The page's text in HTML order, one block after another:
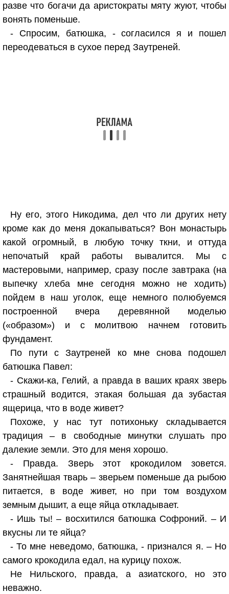
разве что богачи да аристократы мяту жуют, чтобы
вонять поменьше.
- Спросим, батюшка, - согласился я и пошел
переодеваться в сухое перед Заутреней.
Ну его, этого Никодима, дел что ли других нету
кроме как до меня докапываться? Вон монастырь
какой огромный, в любую точку ткни, и оттуда
непочатый край работы вывалится. Мы с
мастеровыми, например, сразу после завтрака (на
выпечку хлеба мне сегодня можно не ходить)
пойдем в наш уголок, еще немного полюбуемся
построенной вчера деревянной моделью
(«образом») и с молитвою начнем готовить
фундамент.
По пути с Заутреней ко мне снова подошел
батюшка Павел:
- Скажи-ка, Гелий, а правда в ваших краях зверь
страшный водится, этакая большая да зубастая
ящерица, что в воде живет?
Похоже, у нас тут потихоньку складывается
традиция – в свободные минутки слушать про
далекие земли. Это для меня хорошо.
- Правда. Зверь этот крокодилом зовется.
Занятнейшая тварь – зверьем поменьше да рыбою
питается, в воде живет, но при том воздухом
земным дышит, а еще яйца откладывает.
- Ишь ты! – восхитился батюшка Софроний. – И
вкусны ли те яйца?
- То мне неведомо, батюшка, - признался я. – Но
самого крокодила едал, на курицу похож.
Не Нильского, правда, а азиатского, но это
неважно.